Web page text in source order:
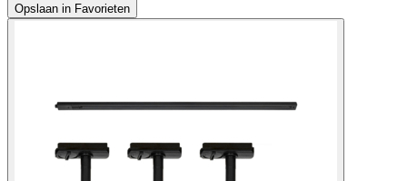
Opslaan in Favorieten